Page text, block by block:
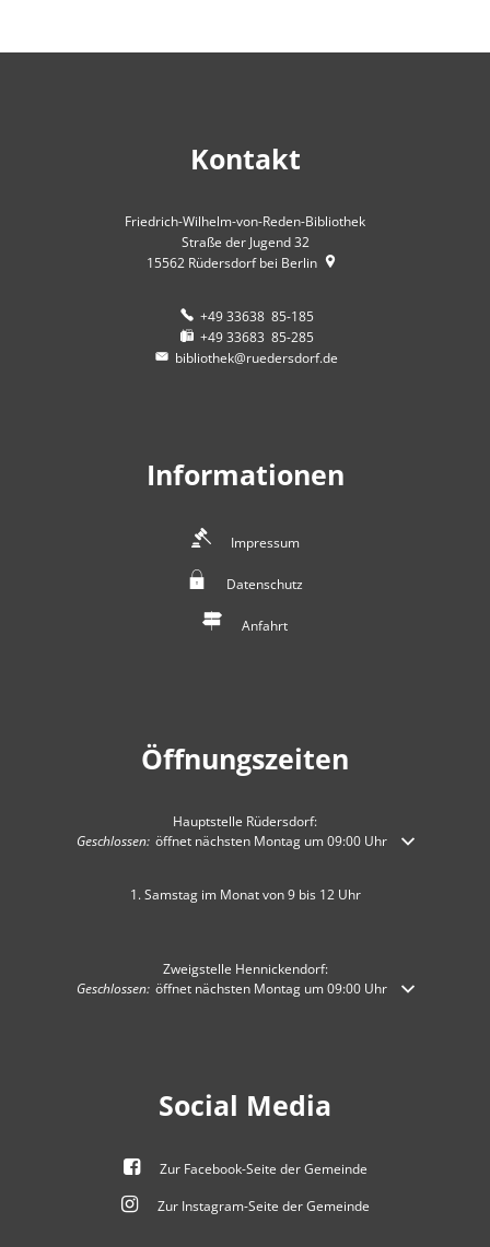
Kontakt
Friedrich-Wilhelm-von-Reden-Bibliothek
Straße der Jugend 32
15562 Rüdersdorf bei Berlin
+49 33638 85-185
+49 33683 85-285
bibliothek@ruedersdorf.de
Informationen
Impressum
Datenschutz
Anfahrt
Öffnungszeiten
Hauptstelle Rüdersdorf:
Klicken, um weitere Öffnungs- oder Schließzeiten auszublenden
Geschlossen: öffnet nächsten Montag um 09:00 Uhr
1. Samstag im Monat von 9 bis 12 Uhr
Zweigstelle Hennickendorf:
Klicken, um weitere Öffnungs- oder Schließzeiten auszublenden
Geschlossen: öffnet nächsten Montag um 09:00 Uhr
Social Media
Zur Facebook-Seite der Gemeinde
Zur Instagram-Seite der Gemeinde